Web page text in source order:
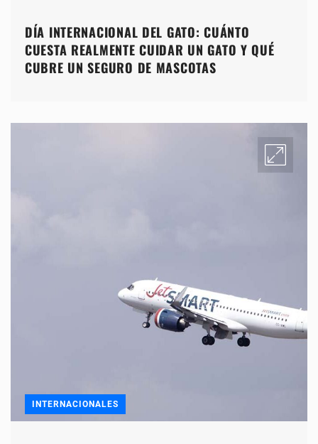
DÍA INTERNACIONAL DEL GATO: CUÁNTO
CUESTA REALMENTE CUIDAR UN GATO Y QUÉ
CUBRE UN SEGURO DE MASCOTAS
INTERNACIONALES